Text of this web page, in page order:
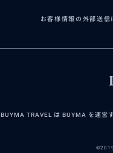
お客様情報の外部送信
BUYMA TRAVEL は BUYMA を運営